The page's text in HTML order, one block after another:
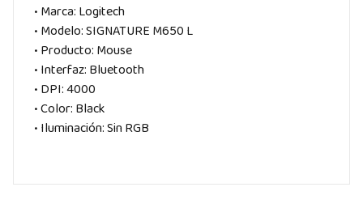
• Marca: Logitech
• Modelo: SIGNATURE M650 L
• Producto: Mouse
• Interfaz: Bluetooth
• DPI: 4000
• Color: Black
• Iluminación: Sin RGB